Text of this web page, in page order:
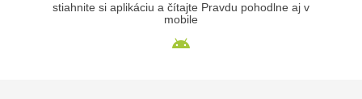
stiahnite si aplikáciu a čítajte Pravdu pohodlne aj v
mobile